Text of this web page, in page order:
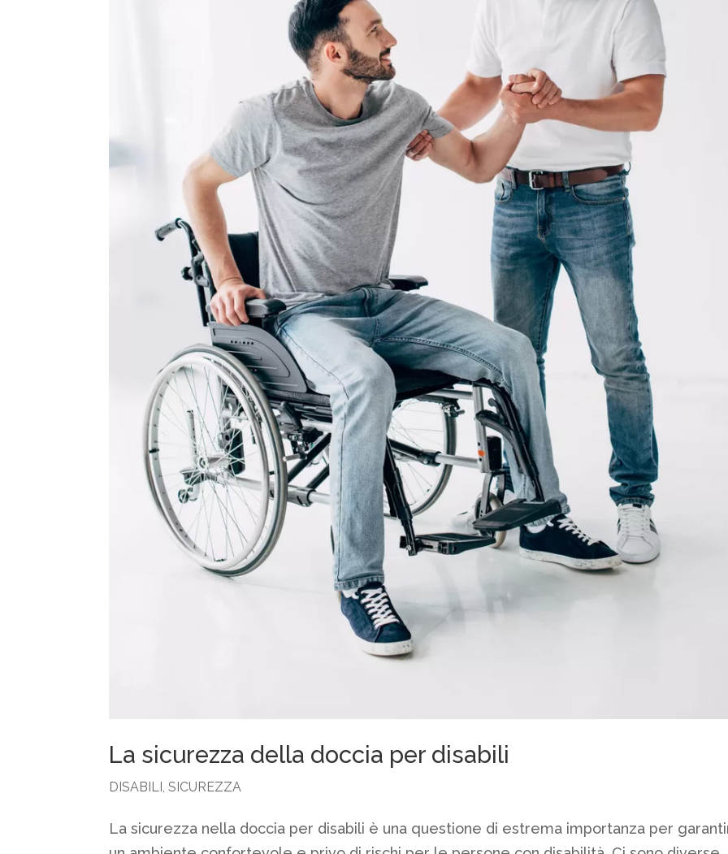
La sicurezza della doccia per disabili
DISABILI ,SICUREZZA
La sicurezza nella doccia per disabili è una questione di estrema importanza per